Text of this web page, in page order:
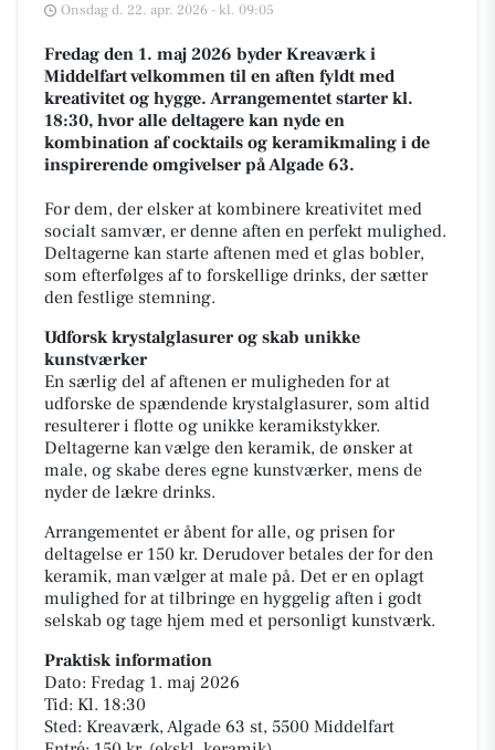
Onsdag d. 22. apr. 2026 - kl. 09:05
Fredag den 1. maj 2026 byder Kreaværk i
Middelfart velkommen til en aften fyldt med
kreativitet og hygge. Arrangementet starter kl.
18:30, hvor alle deltagere kan nyde en
kombination af cocktails og keramikmaling i de
inspirerende omgivelser på Algade 63.
For dem, der elsker at kombinere kreativitet med
socialt samvær, er denne aften en perfekt mulighed.
Deltagerne kan starte aftenen med et glas bobler,
som efterfølges af to forskellige drinks, der sætter
den festlige stemning.
Udforsk krystalglasurer og skab unikke
kunstværker
En særlig del af aftenen er muligheden for at
udforske de spændende krystalglasurer, som altid
resulterer i flotte og unikke keramikstykker.
Deltagerne kan vælge den keramik, de ønsker at
male, og skabe deres egne kunstværker, mens de
nyder de lækre drinks.
Arrangementet er åbent for alle, og prisen for
deltagelse er 150 kr. Derudover betales der for den
keramik, man vælger at male på. Det er en oplagt
mulighed for at tilbringe en hyggelig aften i godt
selskab og tage hjem med et personligt kunstværk.
Praktisk information
Dato: Fredag 1. maj 2026
Tid: Kl. 18:30
Sted: Kreaværk, Algade 63 st, 5500 Middelfart